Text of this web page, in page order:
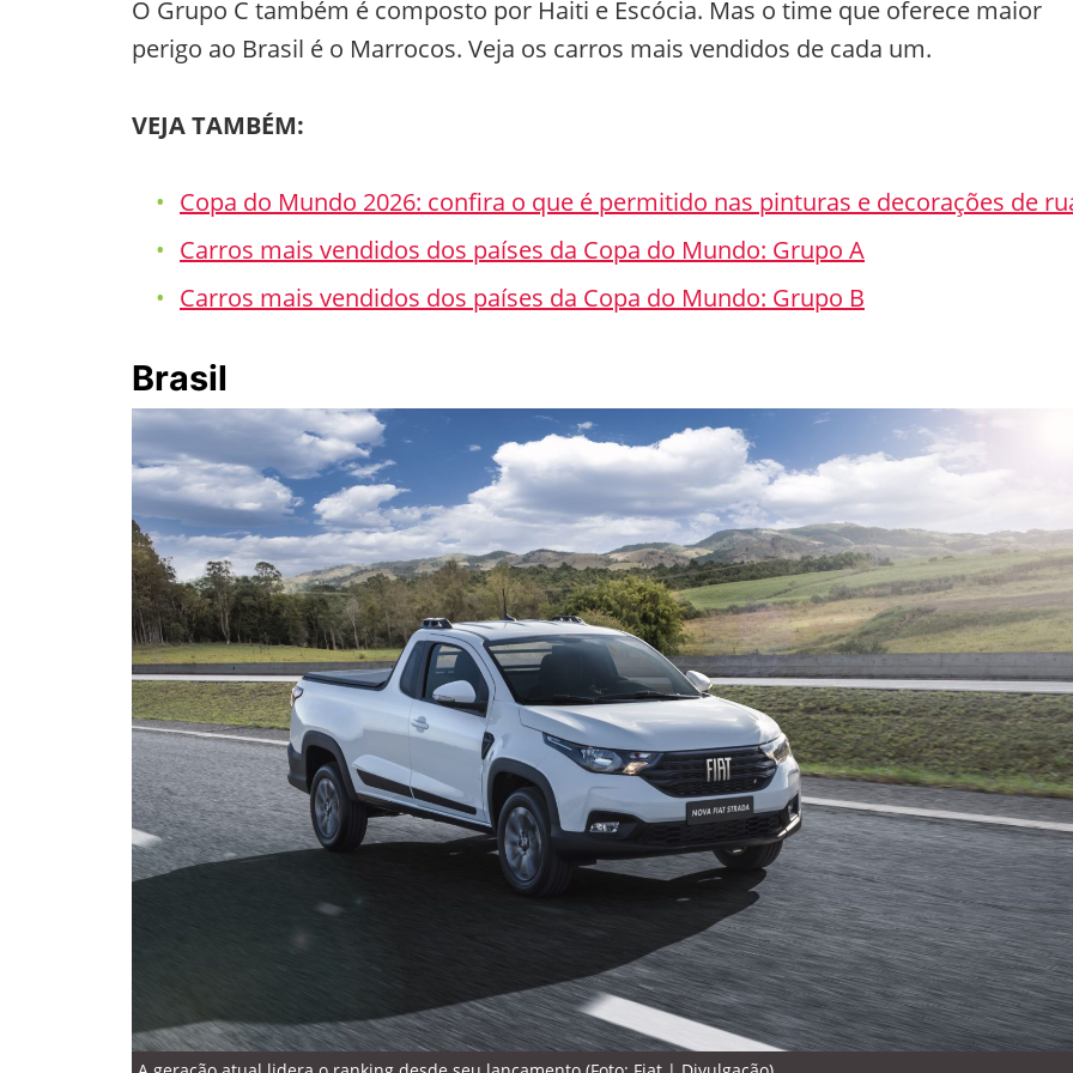
O Grupo C também é composto por Haiti e Escócia. Mas o time que oferece maior
perigo ao Brasil é o Marrocos. Veja os carros mais vendidos de cada um.
VEJA TAMBÉM:
Copa do Mundo 2026: confira o que é permitido nas pinturas e decorações de
Carros mais vendidos dos países da Copa do Mundo: Grupo A
Carros mais vendidos dos países da Copa do Mundo: Grupo B
Brasil